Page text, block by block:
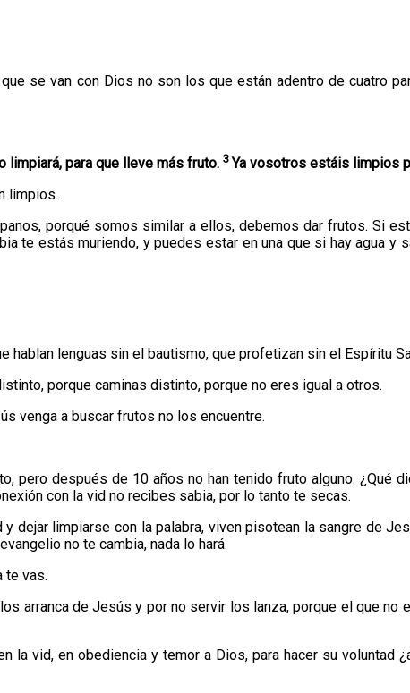
se van con Dios no son los que están adentro de cuatro
limpiará, para que lleve más fruto. 3Ya vosotros estáis limpios
limpios.
porqué somos similar a ellos, debemos dar frutos. Si
te estás muriendo, y puedes estar en una que si hay agua y
lenguas sin el bautismo, que profetizan sin el Espíritu
porque caminas distinto, porque no eres igual a otros.
venga a buscar frutos no los encuentre.
pero después de 10 años no han tenido fruto alguno. ¿Qué
con la vid no recibes sabia, por lo tanto te secas.
dejar limpiarse con la palabra, viven pisotean la sangre de
no te cambia, nada lo hará.
te vas.
arranca de Jesús y por no servir los lanza, porque el que no
la vid, en obediencia y temor a Dios, para hacer su voluntad